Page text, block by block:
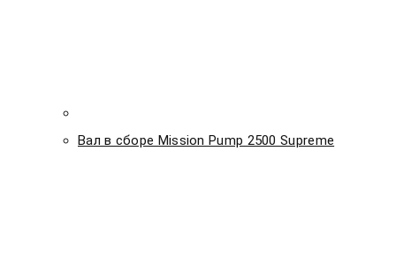
Вал в сборе Mission Pump 2500 Supreme